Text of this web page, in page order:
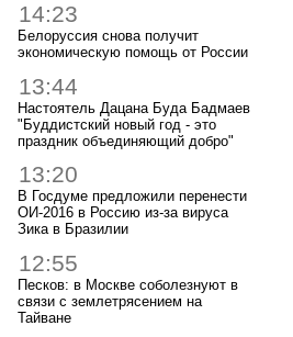
14:23
Белоруссия снова получит
экономическую помощь от России
13:44
Настоятель Дацана Буда Бадмаев
"Буддистский новый год - это
праздник объединяющий добро"
13:20
В Госдуме предложили перенести
ОИ-2016 в Россию из-за вируса
Зика в Бразилии
12:55
Песков: в Москве соболезнуют в
связи с землетрясением на
Тайване